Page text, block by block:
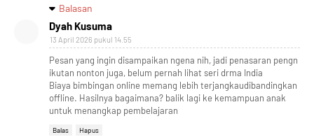
Balasan
Dyah Kusuma
13 April 2026 pukul 14.55
Pesan yang ingin disampaikan ngena nih, jadi penasaran pengn
ikutan nonton juga, belum pernah lihat seri drma India
Biaya bimbingan online memang lebih terjangkaudibandingkan
offline. Hasilnya bagaimana? balik lagi ke kemampuan anak
untuk menangkap pembelajaran
Balas Hapus